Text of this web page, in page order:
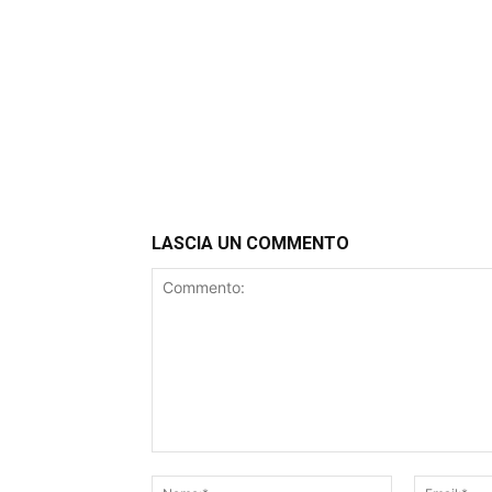
LASCIA UN COMMENTO
Nome:*